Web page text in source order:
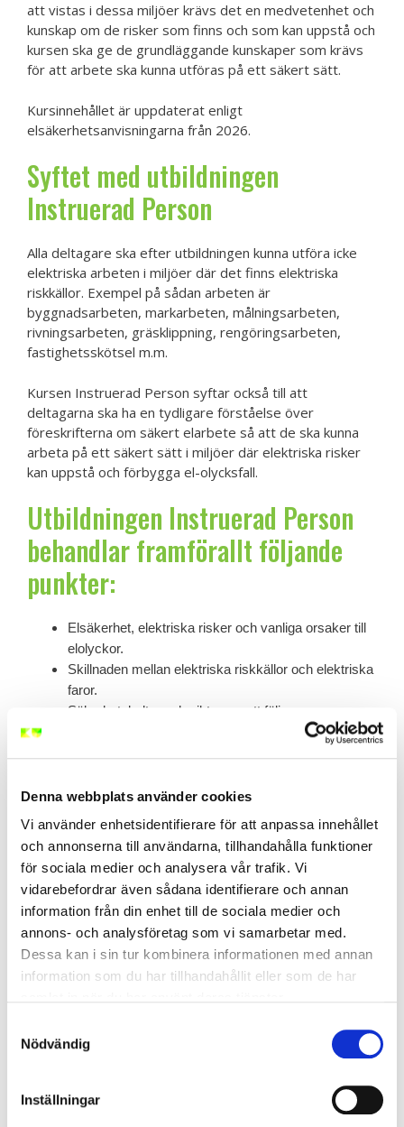
Denna webbplats använder cookies
Vi använder enhetsidentifierare för att anpassa innehållet
och annonserna till användarna, tillhandahålla funktioner
för sociala medier och analysera vår trafik. Vi
vidarebefordrar även sådana identifierare och annan
information från din enhet till de sociala medier och
annons- och analysföretag som vi samarbetar med.
Dessa kan i sin tur kombinera informationen med annan
information som du har tillhandahållit eller som de har
Nödvändig
Inställningar
att vistas i dessa miljöer krävs det en medvetenhet och
kunskap om de risker som finns och som kan uppstå och
kursen ska ge de grundläggande kunskaper som krävs
för att arbete ska kunna utföras på ett säkert sätt.
Kursinnehållet är uppdaterat enligt
elsäkerhetsanvisningarna från 2026.
Syftet med utbildningen
Instruerad Person
Alla deltagare ska efter utbildningen kunna utföra icke
elektriska arbeten i miljöer där det finns elektriska
riskkällor. Exempel på sådan arbeten är
byggnadsarbeten, markarbeten, målningsarbeten,
rivningsarbeten, gräsklippning, rengöringsarbeten,
fastighetsskötsel m.m.
Kursen Instruerad Person syftar också till att
deltagarna ska ha en tydligare förståelse över
föreskrifterna om säkert elarbete så att de ska kunna
arbeta på ett säkert sätt i miljöer där elektriska risker
kan uppstå och förbygga el-olycksfall.
Utbildningen Instruerad Person
behandlar framförallt följande
punkter:
Elsäkerhet, elektriska risker och vanliga orsaker till
elolyckor.
Skillnaden mellan elektriska riskkällor och elektriska
faror.
Säkerhetskultur och vikten av att följa
Roller inom Elsäkerhetsanvisningarna samt hur
Riskhantering genom Risk-P, Risk-U och säker
kommunikation på arbetsplatsen.
Arbetsmetoder, försiktighetszoner och
säkerhetsavstånd vid arbete nära elanläggningar."
Målgrupp Instruerad Person
arbeten där de kan uppstå elektriska faror. Exempel på
sådan arbeten är byggnadsarbeten, markarbeten,